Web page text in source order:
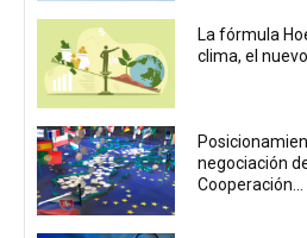
La fórmula
clima, el
negociación
Cooperación...